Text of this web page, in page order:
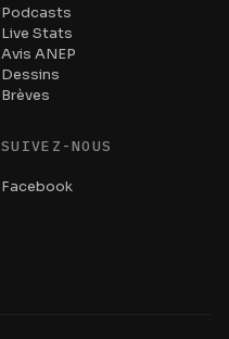
Podcasts
Live Stats
Avis ANEP
Dessins
Brèves
SUIVEZ-NOUS
Facebook